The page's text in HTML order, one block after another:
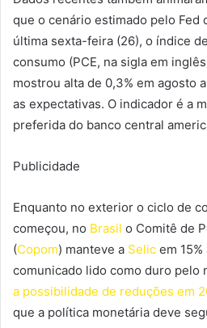
que o cenário estimado pelo Fed
última sexta-feira (26), o índice
consumo (PCE, na sigla em
mostrou alta de 0,3% em agosto
as expectativas. O indicador é a
preferida do banco central
Publicidade
Enquanto no exterior o ciclo de
começou, no Brasil o Comitê de
(Copom) manteve a Selic em
comunicado lido como duro pelo
a possibilidade de reduções em
que a política monetária deve